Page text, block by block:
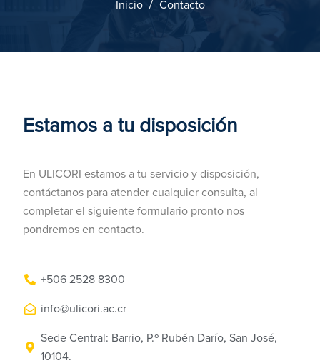
Inicio Contacto
Estamos a tu disposición
En ULICORI estamos a tu servicio y disposición,
contáctanos para atender cualquier consulta, al
completar el siguiente formulario pronto nos
pondremos en contacto.
+506 2528 8300
info@ulicori.ac.cr
Sede Central: Barrio, P.º Rubén Darío, San José,
10104.